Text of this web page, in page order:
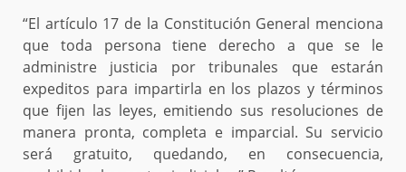
“El artículo 17 de la Constitución General menciona
que toda persona tiene derecho a que se le
administre justicia por tribunales que estarán
expeditos para impartirla en los plazos y términos
que fijen las leyes, emitiendo sus resoluciones de
manera pronta, completa e imparcial. Su servicio
será gratuito, quedando, en consecuencia,